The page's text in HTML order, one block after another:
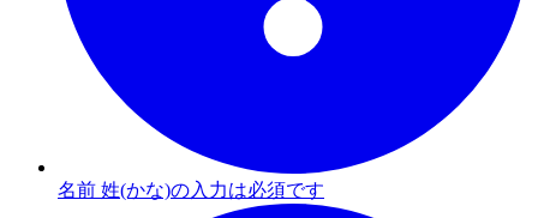
名前 姓(かな)の入力は必須です